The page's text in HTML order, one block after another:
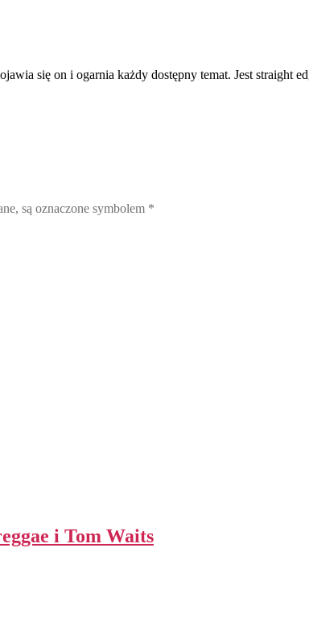
się on i ogarnia każdy dostępny temat. Jest straight
są oznaczone symbolem *
i Tom Waits